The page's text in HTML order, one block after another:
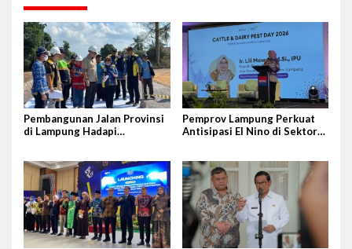
Pembangunan Jalan Provinsi
di Lampung Hadapi
Pemprov Lampung Perkuat
Antisipasi El Nino di Sektor